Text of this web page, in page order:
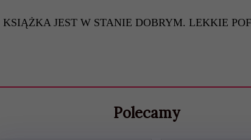
KSIĄŻKA JEST W STANIE DOBRYM. LEKKIE
Polecamy